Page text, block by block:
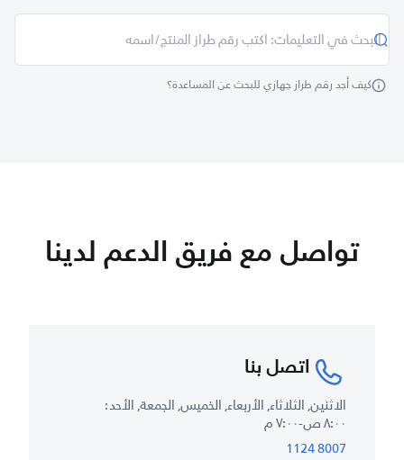
كيف أجد رقم طراز جهازي للبحث عن المساعدة؟
تواصل مع فريق الدعم لدينا
اتصل بنا
الاثنين, الثلاثاء, الأربعاء, الخميس, الجمعة, الأحد :
٨:٠٠ ص-٧:٠٠ م
8007 1124